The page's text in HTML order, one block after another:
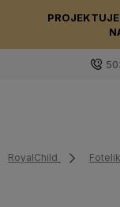
RoyalChild